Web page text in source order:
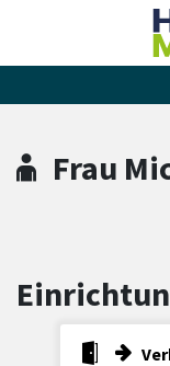
Zum
Zum
Zum
Zum Hauptinhalt
Frau